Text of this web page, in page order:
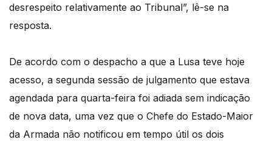
desrespeito relativamente ao Tribunal”, lê-se na
resposta.
De acordo com o despacho a que a Lusa teve hoje
acesso, a segunda sessão de julgamento que estava
agendada para quarta-feira foi adiada sem indicação
de nova data, uma vez que o Chefe do Estado-Maior
da Armada não notificou em tempo útil os dois